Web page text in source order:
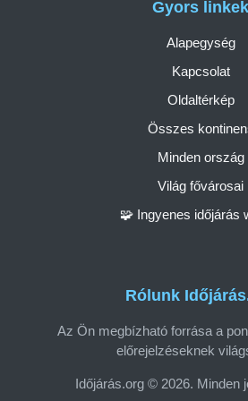
Rólunk
Az Ön megbízható forrása a
előrejelzéseknek
Időjárás.org © 2026. Minden
Gyors linkek
Alapegység
Kapcsolat
Oldaltérkép
Összes
Minden ország
Világ fővárosai
🧩 Ingyenes időjárás